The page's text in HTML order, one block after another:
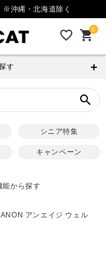
※沖縄・北海道除く
favorite_outline 0
shopping_cart
す
search
シニア特集
キャンペーン
能から探す
アンエイジ ウェル